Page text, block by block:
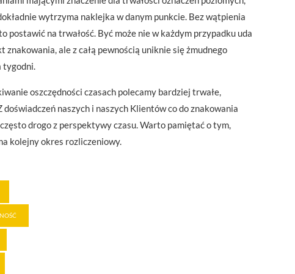
wytrzyma naklejka w danym punkcie. Bez wątpienia
postawić na trwałość. Być może nie w każdym przypadku uda
znakowania, ale z całą pewnością uniknie się żmudnego
tygodni.
oszczędności czasach polecamy bardziej trwałe,
naszych i naszych Klientów co do znakowania
drogo z perspektywy czasu. Warto pamiętać o tym,
kolejny okres rozliczeniowy.